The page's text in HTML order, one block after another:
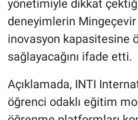
yönetimiyle dikkat
deneyimlerin
inovasyon kapasitesine
sağlayacağını ifade etti.
Açıklamada, INTI
öğrenci odaklı eğitim